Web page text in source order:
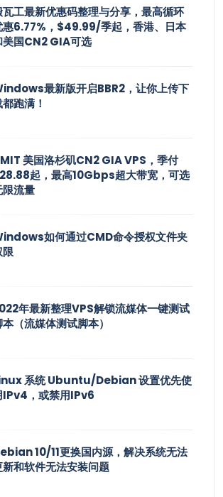
瓦工最新优惠码整理与分享，最高循环
惠6.77%，$49.99/季起，香港、日本
美国CN2 GIA可选
最新版开启BBR2，让你上传下
跑满！
美国洛杉矶CN2 GIA VPS，季付
起，最高10Gbps超大带宽，可选
限流量
如何通过CMD命令授权文件夹
限
年最新整理VPS解锁流媒体一键测试
本（流媒体测试脚本）
系统 Ubuntu/Debian 设置优先使
IPv4，或禁用IPv6
10/11更换国内源，解决系统无法
新和软件无法安装问题